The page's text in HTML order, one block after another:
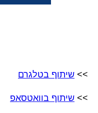
>> שיתוף בטלגרם
>> שיתוף בוואטסאפ